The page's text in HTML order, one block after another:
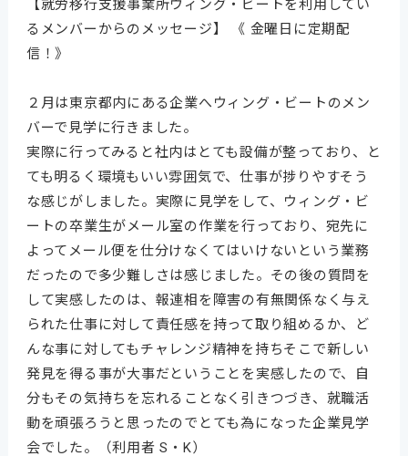
【就労移行支援事業所ウィング・ビートを利用してい
るメンバーからのメッセージ】 《 金曜日に定期配
信！》
２月は東京都内にある企業へウィング・ビートのメン
バーで見学に行きました。
実際に行ってみると社内はとても設備が整っており、と
ても明るく環境もいい雰囲気で、仕事が捗りやすそう
な感じがしました。実際に見学をして、ウィング・ビ
ートの卒業生がメール室の作業を行っており、宛先に
よってメール便を仕分けなくてはいけないという業務
だったので多少難しさは感じました。その後の質問を
して実感したのは、報連相を障害の有無関係なく与え
られた仕事に対して責任感を持って取り組めるか、ど
んな事に対してもチャレンジ精神を持ちそこで新しい
発見を得る事が大事だということを実感したので、自
分もその気持ちを忘れることなく引きつづき、就職活
動を頑張ろうと思ったのでとても為になった企業見学
会でした。（利用者 S・K）